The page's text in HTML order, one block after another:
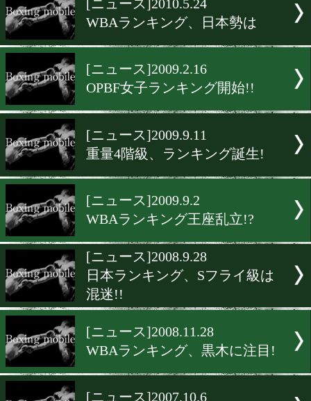
[ニュース]2010.12.24
P4Pランキング 結果発表!
WBAランキング、日本勢は
[ニュース]2009.2.16
OPBF女子ランキング開始!!
[ニュース]2009.9.11
重量4階級、ランキング誕
[ニュース]2009.9.2